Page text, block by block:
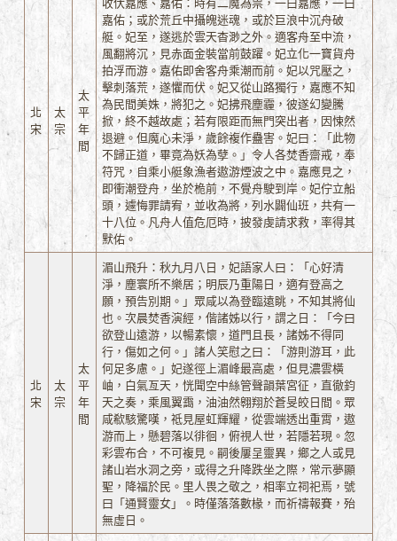
北
宋
太
宗
太
平
年
間
收伏嘉應、嘉佑：時有二魔為祟，一曰嘉應，一曰
嘉佑；或於荒丘中攝魄迷魂，或於巨浪中沉舟破
艇。妃至，遂逃於雲天杳渺之外。適客舟至中流，
風翻將沉，見赤面金裝當前鼓躍。妃立化一寶貨舟
拍浮而游。嘉佑即舍客舟乘潮而前。妃以咒壓之，
擊刺落荒，遂懼而伏。妃又從山路獨行，嘉應不知
為民間美姝，將犯之。妃拂飛塵霾，彼遂幻變騰
掀，終不越故處；若有限距而無門突出者，因悚然
退避。但魔心未淨，歲餘複作蠱害。妃曰：「此物
不歸正道，畢竟為妖為孽。」令人各焚香齋戒，奉
符咒，自乘小艇象漁者遨游煙波之中。嘉應見之，
即衝潮登舟，坐於桅前，不覺舟駛到岸。妃佇立船
頭，遽悔罪請宥，並收為將，列水闢仙班，共有一
十八位。凡舟人值危厄時，披發虔請求救，率得其
默佑。
北
宋
太
宗
太
平
年
間
湄山飛升：秋九月八日，妃語家人曰：「心好清
淨，塵寰所不樂居；明辰乃重陽日，適有登高之
願，預告別期。」眾咸以為登臨遠眺，不知其將仙
也。次晨焚香演經，偕諸姊以行，謂之日：「今曰
欲登山遠游，以暢素懷，道門且長，諸姊不得同
行，傷如之何。」諸人笑慰之曰：「游則游耳，此
何足多慮。」妃遂徑上湄峰最高處，但見濃雲橫
岫，白氣亙天，恍聞空中絲管聲韻葉宮征，直徹鈞
天之奏，乘風翼靄，油油然翱翔於蒼旻皎日間。眾
咸欷駭驚嘆，祗見屋虹輝耀，從雲端透出重霄，遨
游而上，懸碧落以徘徊，俯視人世，若隱若現。忽
彩雲布合，不可複見。嗣後屢呈靈異，鄉之人或見
諸山岩水洞之旁，或得之升降跌坐之際，常示夢顯
聖，降福於民。里人畏之敬之，相率立祠祀焉，號
曰「通賢靈女」。時僅落落數椽，而祈禱報賽，殆
無虛日。